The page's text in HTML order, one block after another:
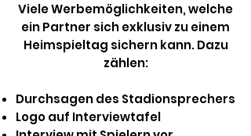
Viele Werbemöglichkeiten, welche
ein Partner sich exklusiv zu einem
Heimspieltag sichern kann. Dazu
zählen:
Durchsagen des Stadionsprechers
Logo auf Interviewtafel